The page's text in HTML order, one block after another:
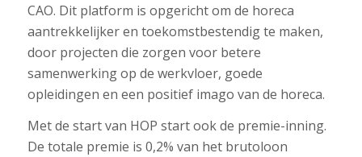
CAO. Dit platform is opgericht om de horeca
aantrekkelijker en toekomstbestendig te maken,
door projecten die zorgen voor betere
samenwerking op de werkvloer, goede
opleidingen en een positief imago van de horeca.
Met de start van HOP start ook de premie-inning.
De totale premie is 0,2% van het brutoloon